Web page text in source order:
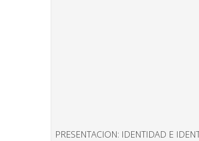
PRESENTACION: IDENTIDAD E